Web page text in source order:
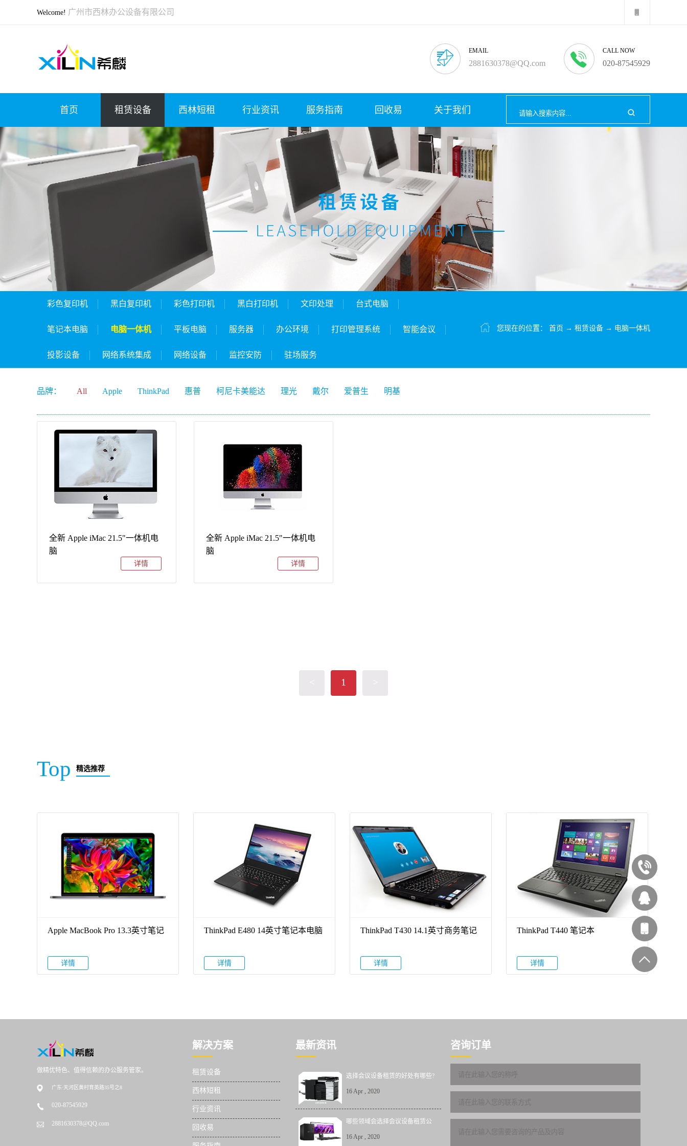
Welcome! 广州市西林办公设备有限公司
EMAIL
2881630378@QQ.com
CALL NOW
020-87545929
首页 租赁设备 西林短租 行业资讯 服务指南 回收易 关于我们
您现在的位置： 首页 → 租赁设备 → 电脑一体机
彩色复印机 黑白复印机 彩色打印机 黑白打印机 文印处理 台式电脑
笔记本电脑 电脑一体机 平板电脑 服务器 办公环境 打印管理系统 智能会议
投影设备 网络系统集成 网络设备 监控安防 驻场服务
品牌： All Apple ThinkPad 惠普 柯尼卡美能达 理光 戴尔 爱普生 明基
全新 Apple iMac 21.5"一体机电
脑
详情
全新 Apple iMac 21.5"一体机电
脑
详情
1
Top 精选推荐
Apple MacBook Pro 13.3英寸笔记
详情
ThinkPad E480 14英寸笔记本电脑
详情
ThinkPad T430 14.1英寸商务笔记
详情
ThinkPad T440 笔记本
详情
做精优特色、值得信赖的办公服务管家。
广东·天河区黄村育英路35号之8
020-87545929
2881630378@QQ.com
解决方案
租赁设备
西林短租
行业资讯
回收易
最新资讯
选择会议设备租赁的好处有哪些?
16Apr , 2020
哪些领域会选择会议设备租赁公
司?
16Apr , 2020
咨询订单
020-
87545929
西
林办公
客服